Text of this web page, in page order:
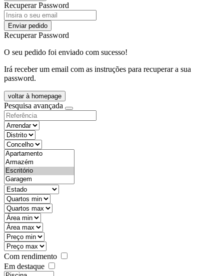
Recuperar Password
Enviar pedido
Recuperar Password
O seu pedido foi enviado com sucesso!
Irá receber um email com as instruções para recuperar a sua
password.
voltar à homepage
Pesquisa avançada
objective
districtId
countyId
types
state
mintypo
maxtypo
minarea
maxarea
minprice
maxprice
Com rendimento
Em destaque